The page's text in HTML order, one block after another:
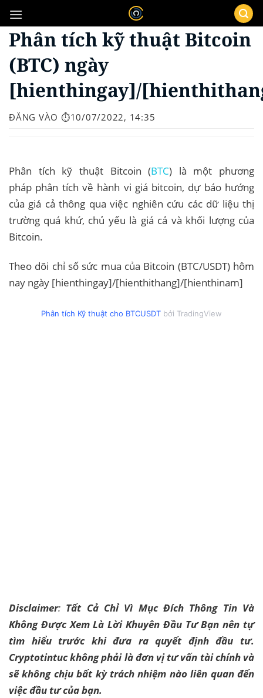
qua
nội
Phân tích kỹ thuật Bitcoin
(BTC) ngày
[hienthingay]/
ĐĂNG VÀO ⏱️10/07/2022, 14:35
Phân tích kỹ thuật Bitcoin (BTC) là một phương
pháp phân tích về hành vi giá bitcoin, dự báo hướng
của giá cả thông qua việc nghiên cứu các dữ liệu thị
trường quá khứ, chủ yếu là giá cả và khối lượng của
Bitcoin.
Theo dõi chỉ số sức mua của Bitcoin (BTC/USDT) hôm
nay ngày [hienthingay]/[hienthithang]/[hienthinam]
Phân tích Kỹ thuật cho BTCUSDT bởi TradingView
Disclaimer: Tất Cả Chỉ Vì Mục Đích Thông Tin Và
Không Được Xem Là Lời Khuyên Đầu Tư Bạn nên tự
tìm hiểu trước khi đưa ra quyết định đầu tư.
Cryptotintuc không phải là đơn vị tư vấn tài chính và
sẽ không chịu bất kỳ trách nhiệm nào liên quan đến
việc đầu tư của bạn.